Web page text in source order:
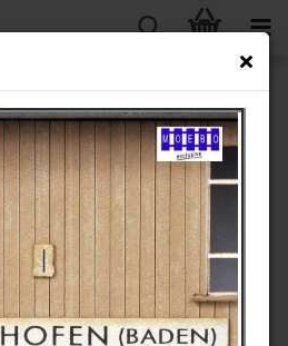
Letzter »
​Drehgleis für 8 Gleis­ab­gän­ge